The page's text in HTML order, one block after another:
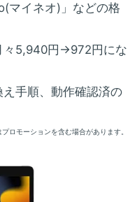
マイネオ)」などの格
々5,940円→972円にな
手順、動作確認済の
ロモーションを含む場合があります。